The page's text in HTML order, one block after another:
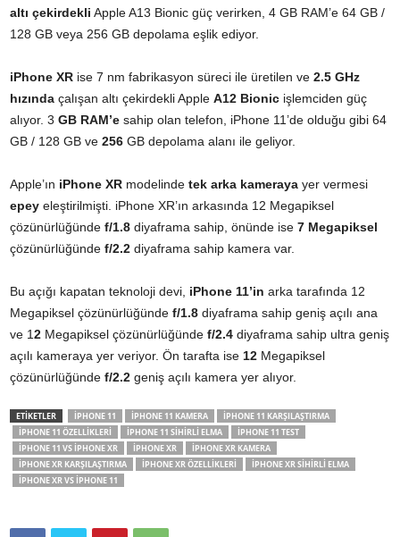
altı çekirdekli Apple A13 Bionic güç verirken, 4 GB RAM’e 64 GB /
128 GB veya 256 GB depolama eşlik ediyor.
iPhone XR ise 7 nm fabrikasyon süreci ile üretilen ve 2.5 GHz
hızında çalışan altı çekirdekli Apple A12 Bionic işlemciden güç
alıyor. 3 GB RAM’e sahip olan telefon, iPhone 11’de olduğu gibi 64
GB / 128 GB ve 256 GB depolama alanı ile geliyor.
Apple’ın iPhone XR modelinde tek arka kameraya yer vermesi
epey eleştirilmişti. iPhone XR’ın arkasında 12 Megapiksel
çözünürlüğünde f/1.8 diyaframa sahip, önünde ise 7 Megapiksel
çözünürlüğünde f/2.2 diyaframa sahip kamera var.
Bu açığı kapatan teknoloji devi, iPhone 11’in arka tarafında 12
Megapiksel çözünürlüğünde f/1.8 diyaframa sahip geniş açılı ana
ve 12 Megapiksel çözünürlüğünde f/2.4 diyaframa sahip ultra geniş
açılı kameraya yer veriyor. Ön tarafta ise 12 Megapiksel
çözünürlüğünde f/2.2 geniş açılı kamera yer alıyor.
ETİKETLER IPHONE 11 IPHONE 11 KAMERA
IPHONE 11 KARŞILAŞTIRMA
IPHONE 11 ÖZELLIKLERI
IPHONE 11 SIHIRLI ELMA
IPHONE 11 TEST
IPHONE 11 VS IPHONE XR
IPHONE XR
IPHONE XR KAMERA
IPHONE XR KARŞILAŞTIRMA
IPHONE XR ÖZELLIKLERI
IPHONE XR SIHIRLI ELMA
IPHONE XR VS IPHONE 11